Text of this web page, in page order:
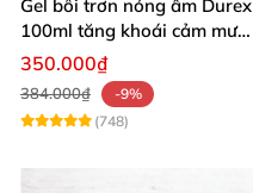
Gel bôi trơn nóng ấm Durex
100ml tăng khoái cảm mượt
mà
350.000₫
384.000₫
-9%
(748)